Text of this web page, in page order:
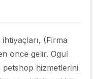
ihtiyaçları, (Firma
önce gelir. Ogul
hizmetlerini